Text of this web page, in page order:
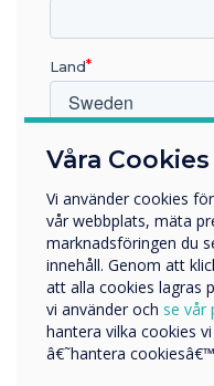
“
Sharing a
something
enjoy, so
together
with your
Våra Cookies
Vi använder cookies
vår webbplats, mäta
marknadsföringen du
innehåll. Genom att
att alla cookies lagras
vi använder och se vår
hantera vilka cookies
â€˜hantera cookiesâ€™
Land
Vilken bransch arbetar
Företag
Övriga
Företagets namn
Vi skulle vilja kontakta